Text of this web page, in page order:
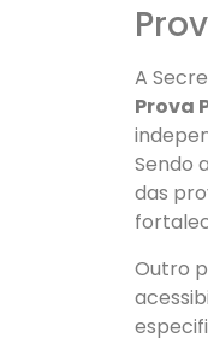
A
Prova
Sendo
das
Outro